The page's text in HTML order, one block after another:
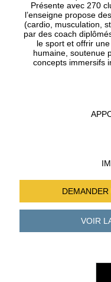
Présente avec 270
l’enseigne propose
(cardio, musculation,
par des coach
le sport et offrir
humaine, soutenue
concepts immersifs
DEMANDER
VOIR